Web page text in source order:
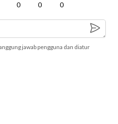
0 0 0
jawab pengguna dan diatur